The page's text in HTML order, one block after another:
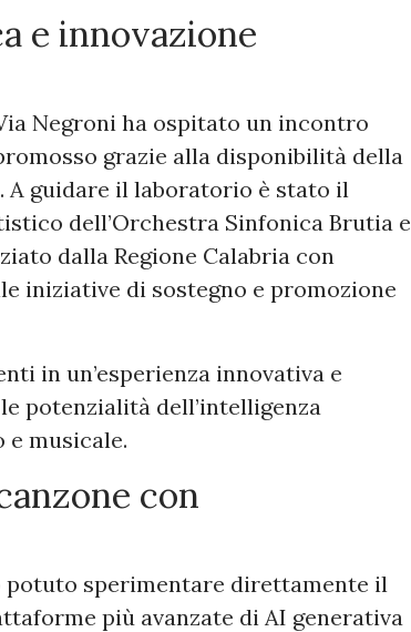
e innovazione
Negroni ha ospitato un incontro
grazie alla disponibilità della
guidare il laboratorio è stato il
dell’Orchestra Sinfonica Brutia e
dalla Regione Calabria con
iniziative di sostegno e promozione
in un’esperienza innovativa e
potenzialità dell’intelligenza
musicale.
con
sperimentare direttamente il
più avanzate di AI generativa